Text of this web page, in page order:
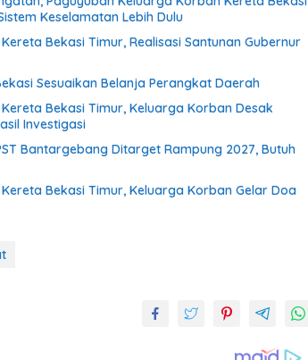
Keselamatan Lebih Dulu
Bekasi Timur, Realisasi Santunan Gubernur
Sesuaikan Belanja Perangkat Daerah
Bekasi Timur, Keluarga Korban Desak
Investigasi
Bantargebang Ditarget Rampung 2027, Butuh
Bekasi Timur, Keluarga Korban Gelar Doa